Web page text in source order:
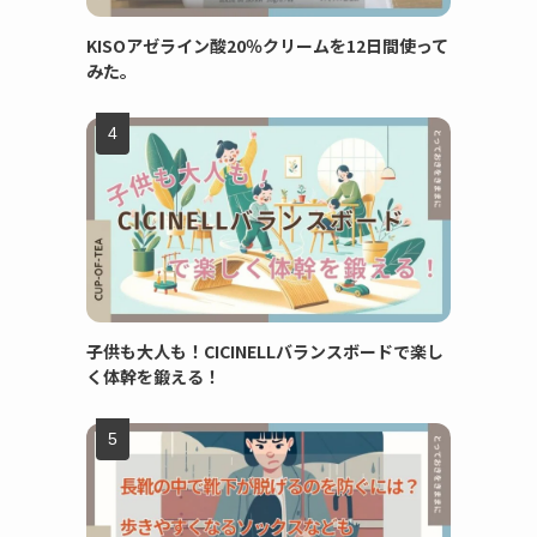
KISOアゼライン酸20％クリームを12日間使って
みた。
子供も大人も！CICINELLバランスボードで楽し
く体幹を鍛える！